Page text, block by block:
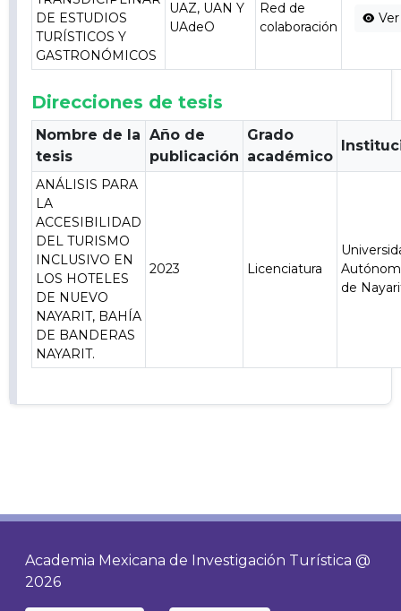
DE ESTUDIOS
TURÍSTICOS Y
GASTRONÓMICOS
UAZ, UAN Y
UAdeO
Red de
colaboración
Ver
Direcciones de tesis
Nombre de la
tesis
Año de
publicación
Grado
académico
ANÁLISIS PARA
LA
ACCESIBILIDAD
DEL TURISMO
INCLUSIVO EN
LOS HOTELES
DE NUEVO
NAYARIT, BAHÍA
DE BANDERAS
NAYARIT.
2023 Licenciatura
de
Academia Mexicana de Investigación Turística @
2026